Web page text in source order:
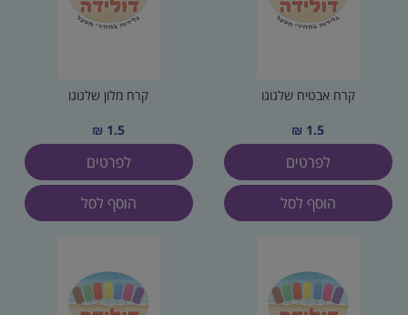
קרח אבטיח שלגוגו
1.5 ₪
לפרטים
הוסף לסל
קרח מלון שלגוגו
1.5 ₪
לפרטים
הוסף לסל